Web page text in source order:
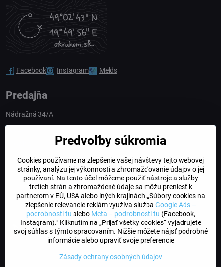
Facebook Instagram Melds
Predajňa
Nádražná 34/A
obchod​@northline​.sk
Otváracie hodiny
PO, UT, STR, ŠT: 9.00 - 17.00
PIA: 8.00 - 16.00
DogFriendly
Psíky sú u nás vítané
Predvoľby súkromia
Cookies používame na zlepšenie vašej návštevy tejto webovej
stránky, analýzu jej výkonnosti a zhromažďovanie údajov o jej
používaní. Na tento účel môžeme použiť nástroje a služby
tretích strán a zhromaždené údaje sa môžu preniesť k
partnerom v EÚ, USA alebo iných krajinách.„Súbory cookies na
zlepšenie relevancie reklám využíva služba Google Ads –
podrobnosti tu alebo Meta – podrobnosti tu (Facebook,
Instagram)." Kliknutím na „Prijať všetky cookies“ vyjadrujete
svoj súhlas s týmto spracovaním. Nižšie môžete nájsť podrobné
informácie alebo upraviť svoje preferencie
Zásady ochrany osobných údajov